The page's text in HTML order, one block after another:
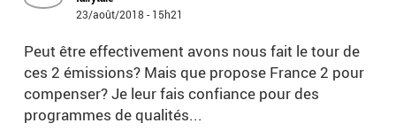
23/août/2018 - 15h21
Peut être effectivement avons nous fait le tour de
ces 2 émissions? Mais que propose France 2 pour
compenser? Je leur fais confiance pour des
programmes de qualités...